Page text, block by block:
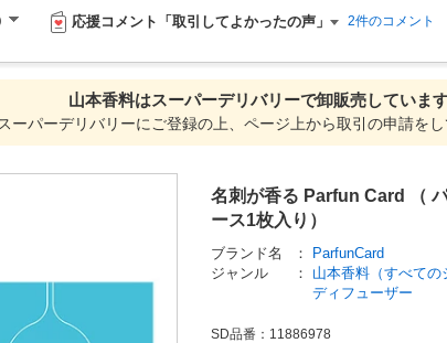
応援コメント「取引してよかったの声」 2件のコメント
山本香料はスーパーデリバリーで卸販売しています
スーパーデリバリーにご登録の上、ページ上から取引の申請をし
名刺が香る Parfun Card （
ース1枚入り）
ブランド名 ：
ParfunCard
ジャンル
： 山本香料（すべての
ディフューザー
SD品番：11886978